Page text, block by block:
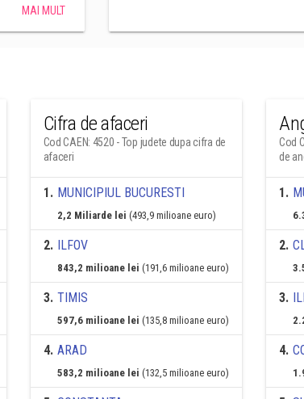
MAI MULT
Cifra de afaceri
Cod CAEN: 4520 - Top judete dupa cifra de
afaceri
1. MUNICIPIUL BUCURESTI
2,2 Miliarde lei (493,9 milioane euro)
2. ILFOV
843,2 milioane lei (191,6 milioane euro)
3. TIMIS
597,6 milioane lei (135,8 milioane euro)
4. ARAD
583,2 milioane lei (132,5 milioane euro)
Cod
de
1.
2.
3.
4.